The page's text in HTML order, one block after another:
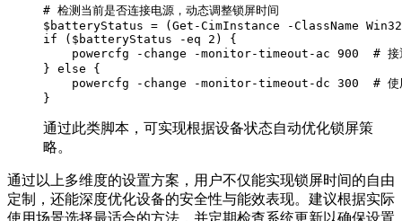
# 检测当前是否连接电源，动态调整锁屏时间
$batteryStatus = (Get-CimInstance -ClassName
if ($batteryStatus -eq 2) {
powercfg -change -monitor-timeout-ac 900  # 接
} else {
powercfg -change -monitor-timeout-dc 300  # 使
通过此类脚本，可实现根据设备状态自动优化锁屏策
略。
通过以上多维度的设置方案，用户不仅能实现锁屏时间的自由
定制，还能深度优化设备的安全性与能效表现。建议根据实际
使用场景选择最适合的方法，并定期检查系统更新以确保设置